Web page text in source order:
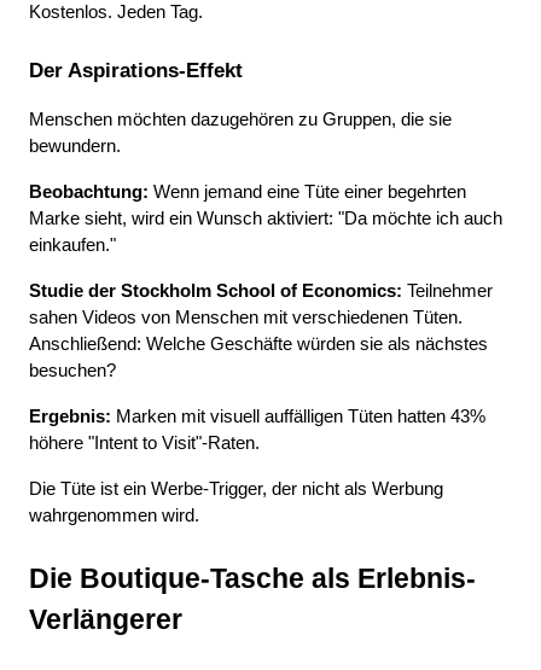
Kostenlos. Jeden Tag.
Der Aspirations-Effekt
Menschen möchten dazugehören zu Gruppen, die sie
bewundern.
Beobachtung: Wenn jemand eine Tüte einer begehrten
Marke sieht, wird ein Wunsch aktiviert: "Da möchte ich auch
einkaufen."
Studie der Stockholm School of Economics: Teilnehmer
sahen Videos von Menschen mit verschiedenen Tüten.
Anschließend: Welche Geschäfte würden sie als nächstes
besuchen?
Ergebnis: Marken mit visuell auffälligen Tüten hatten 43%
höhere "Intent to Visit"-Raten.
Die Tüte ist ein Werbe-Trigger, der nicht als Werbung
wahrgenommen wird.
Die Boutique-Tasche als Erlebnis-
Verlängerer